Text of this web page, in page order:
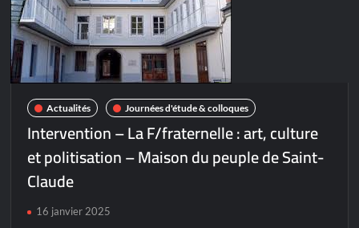
Actualités Journées d'étude & colloques
Intervention – La F/fraternelle : art, culture
et politisation – Maison du peuple de Saint-
Claude
16 janvier 2025